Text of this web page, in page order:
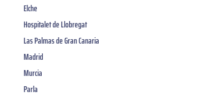
Elche
Hospitalet de Llobregat
Las Palmas de Gran Canaria
Madrid
Murcia
Parla